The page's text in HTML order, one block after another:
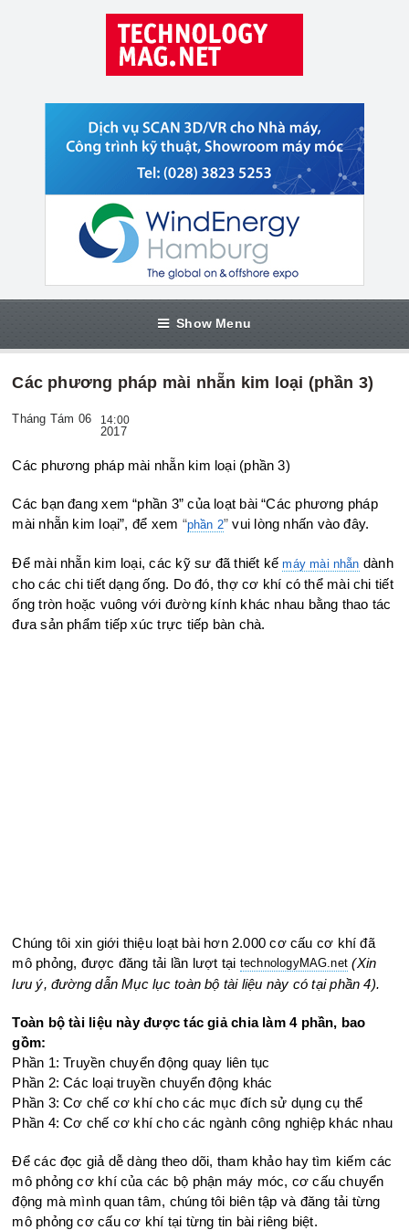
Show Menu
Các phương pháp mài nhẵn kim loại (phần 3)
Tháng Tám 06 14:00
2017
Các phương pháp mài nhẵn kim loại (phần 3)
Các bạn đang xem “phần 3” của loạt bài “Các phương pháp
mài nhẵn kim loại”, để xem “phần 2”vui lòng nhấn vào đây.
Để mài nhẵn kim loại, các kỹ sư đã thiết kếmáy mài nhẵn dành
cho các chi tiết dạng ống. Do đó, thợ cơ khí có thể mài chi tiết
ống tròn hoặc vuông với đường kính khác nhau bằng thao tác
đưa sản phẩm tiếp xúc trực tiếp bàn chà.
Chúng tôi xin giới thiệu loạt bài hơn 2.000 cơ cấu cơ khí đã
mô phỏng, được đăng tải lần lượt tại technologyMAG.net (Xin
lưu ý, đường dẫn Mục lục toàn bộ tài liệu này có tại phần 4).
Toàn bộ tài liệu này được tác giả chia làm 4 phần, bao
gồm:
Phần 1: Truyền chuyển động quay liên tục
Phần 2: Các loại truyền chuyển động khác
Phần 3: Cơ chế cơ khí cho các mục đích sử dụng cụ thể
Phần 4: Cơ chế cơ khí cho các ngành công nghiệp khác nhau
Để các đọc giả dễ dàng theo dõi, tham khảo hay tìm kiếm các
mô phỏng cơ khí của các bộ phận máy móc, cơ cấu chuyển
động mà mình quan tâm, chúng tôi biên tập và đăng tải từng
mô phỏng cơ cấu cơ khí tại từng tin bài riêng biệt.